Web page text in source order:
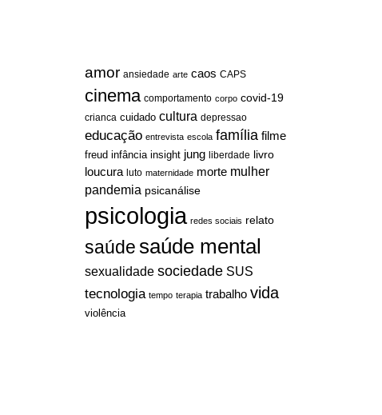
amor ansiedade arte caos CAPS
cinema comportamento corpo covid-19
crianca cuidado cultura depressao
educação entrevista escola família filme
freud infância insight jung liberdade livro
loucura luto maternidade morte mulher
pandemia psicanálise
psicologia redes sociais relato
saúdesaúde mental
sexualidade sociedade SUS
tecnologia tempo terapia trabalho vida
violência